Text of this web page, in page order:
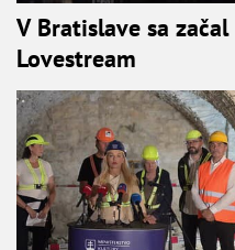
V Bratislave sa
Lovestream